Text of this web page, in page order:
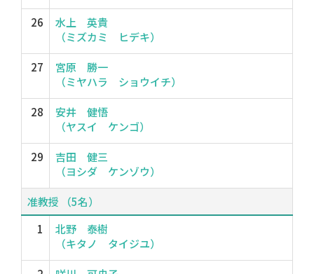
26
水上 英貴
（ミズカミ ヒデキ）
27
宮原 勝一
（ミヤハラ ショウイチ）
28
安井 健悟
（ヤスイ ケンゴ）
29
吉田 健三
（ヨシダ ケンゾウ）
准教授 （5名）
1
北野 泰樹
（キタノ タイジユ）